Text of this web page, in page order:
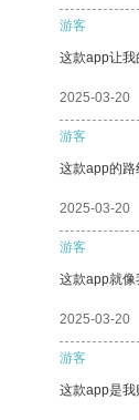
游客
这款app让我
2025-03-20
游客
这款app的路
2025-03-20
游客
这款app就像
2025-03-20
游客
这款app是我